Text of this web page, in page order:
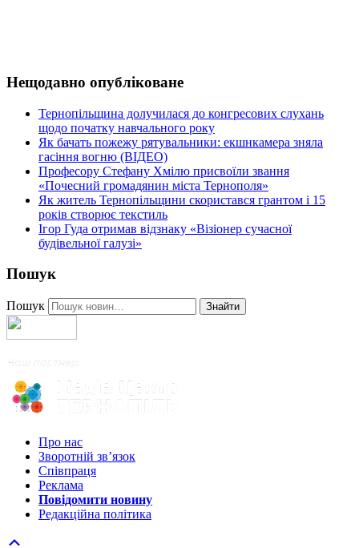
Нещодавно опубліковане
Тернопільщина долучилася до конгресових слухань
щодо початку навчального року
Як бачать пожежу рятувальники: екшнкамера зняла
гасіння вогню (ВІДЕО)
Професору Стефану Хмілю присвоїли звання
«Почесний громадянин міста Тернополя»
Як житель Тернопільщини скористався грантом і 15
років створює текстиль
Ігор Гуда отримав відзнаку «Візіонер сучасної
будівельної галузі»
Пошук
Пошук Знайти
Про нас
Зворотній зв’язок
Співпраця
Реклама
Повідомити новину
Редакційна політика